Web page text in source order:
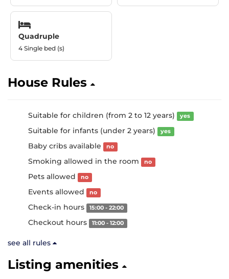
Quadruple
4 Single bed (s)
House Rules
Suitable for children (from 2 to 12 years) yes
Suitable for infants (under 2 years) yes
Baby cribs available no
Smoking allowed in the room no
Pets allowed no
Events allowed no
Check-in hours 15:00 - 22:00
Checkout hours 11:00 - 12:00
see all rules
Listing amenities